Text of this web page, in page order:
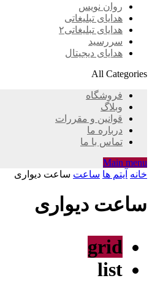
روان نویس
هدایای تبلیغاتی
هدایای تبلیغاتی۲
سررسید
هدایای دیجیتال
All Categories
فروشگاه
وبلاگ
قوانین و مقررات
درباره ما
تماس با ما
Main menu
خانه آیتم ها ساعت ساعت دیواری
ساعت دیواری
grid
list